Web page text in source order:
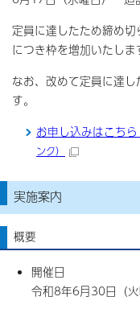
定員に達したため締め
につき枠を増加いたしま
なお、改めて定員に達
す。
お申し込みはこち
ンク）
実施案内
概要
開催日
令和8年6月30日（火